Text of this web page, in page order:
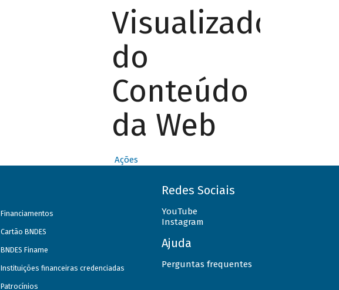
Visualizador
do
Conteúdo
da Web
Ações
Financiamentos
Cartão BNDES
BNDES Finame
Instituições financeiras credenciadas
Patrocínios
Redes Sociais
YouTube
Instagram
Ajuda
Perguntas frequentes